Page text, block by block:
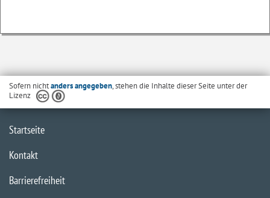
Sofern nichtanders angegeben, stehen die Inhalte dieser Seite unter der
Lizenz
Startseite
Kontakt
Barrierefreiheit